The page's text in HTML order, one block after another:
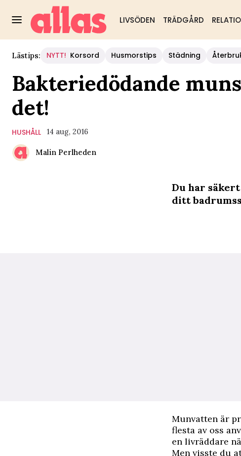
LIVSÖDEN TRÄDGÅRD
Lästips: NYTT! Korsord Husmorstips Städning
Bakteriedödande
det!
HUSHÅLL 14 aug, 2016
Malin Perlheden
Du har
ditt
Munvatten är
flesta av oss
en livräddare
Men visste du